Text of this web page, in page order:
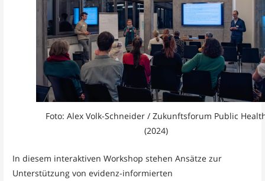
Foto: Alex Volk-Schneider / Zukunftsforum Public
(2024)
In diesem interaktiven Workshop stehen Ansätze zur
Unterstützung von evidenz-informierten